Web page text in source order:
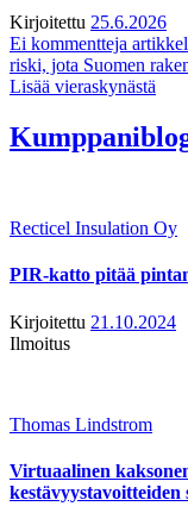
Kirjoitettu 25.6.2026
Ei kommentteja
riski, jota Suomen
Lisää vieraskynästä
Recticel Insulation Oy
PIR-katto pitää
Kirjoitettu 21.10.2024
Ilmoitus
Thomas Lindstrom
Virtuaalinen
kestävyystavoitteiden